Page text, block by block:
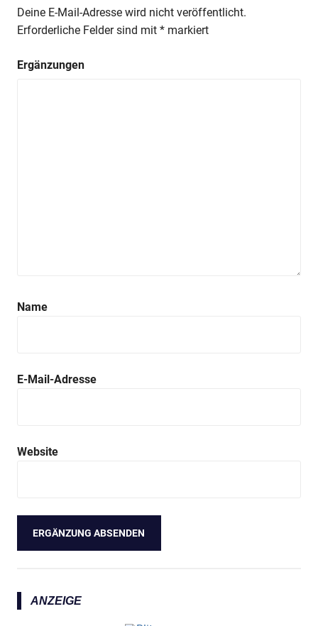
Deine E-Mail-Adresse wird nicht veröffentlicht.
Erforderliche Felder sind mit * markiert
Ergänzungen
Name
E-Mail-Adresse
Website
ANZEIGE